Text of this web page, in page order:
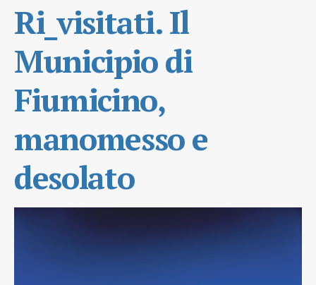
Ri_visitati. Il
Municipio di
Fiumicino,
manomesso e
desolato